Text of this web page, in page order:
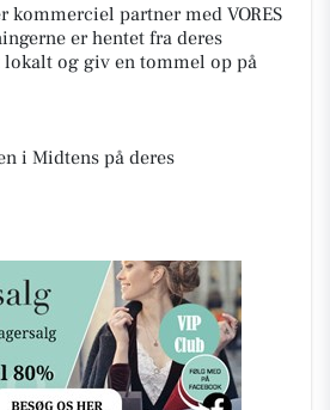
kommerciel partner med VORES
er hentet fra deres
lokalt og giv en tommel op på
i Midtens på deres